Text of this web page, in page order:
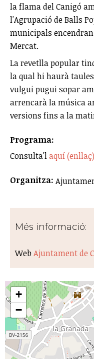
la flama del Canigó
l'Agrupació de Balls
municipals
Mercat.
La revetlla popular
la qual hi haurà
vulgui pugui sopar
arrencarà la música
versions fins a la
Programa:
Consulta'laquí (enllaç)
Organitza:
Més informació:
Web Ajuntament de
+
−